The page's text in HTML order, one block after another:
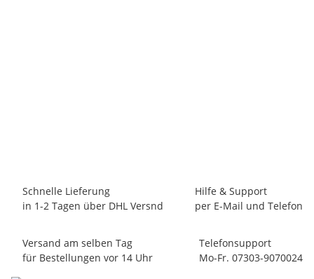
Schnelle Lieferung
in 1-2 Tagen über DHL Versnd
Hilfe & Support
per E-Mail und Telefon
Versand am selben Tag
für Bestellungen vor 14 Uhr
Telefonsupport
Mo-Fr. 07303-9070024